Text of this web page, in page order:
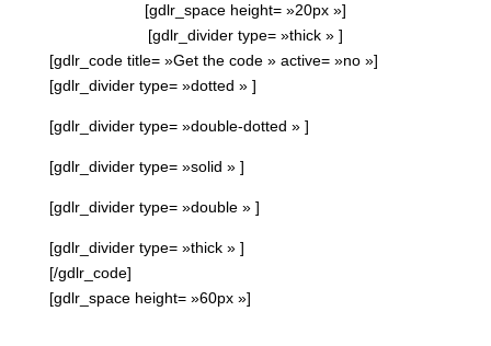
[gdlr_space height= »20px »]
[gdlr_divider type= »thick » ]
[gdlr_code title= »Get the code » active= »no »]
[gdlr_divider type= »dotted » ]
[gdlr_divider type= »double-dotted » ]
[gdlr_divider type= »solid » ]
[gdlr_divider type= »double » ]
[gdlr_divider type= »thick » ]
[/gdlr_code]
[gdlr_space height= »60px »]